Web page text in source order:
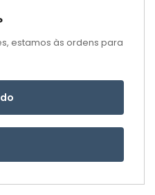
estamos às ordens para